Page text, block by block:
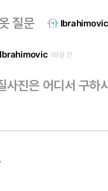
질문 Ibrahimovic
Ibrahimovic 69일 전
사진은 어디서 구하